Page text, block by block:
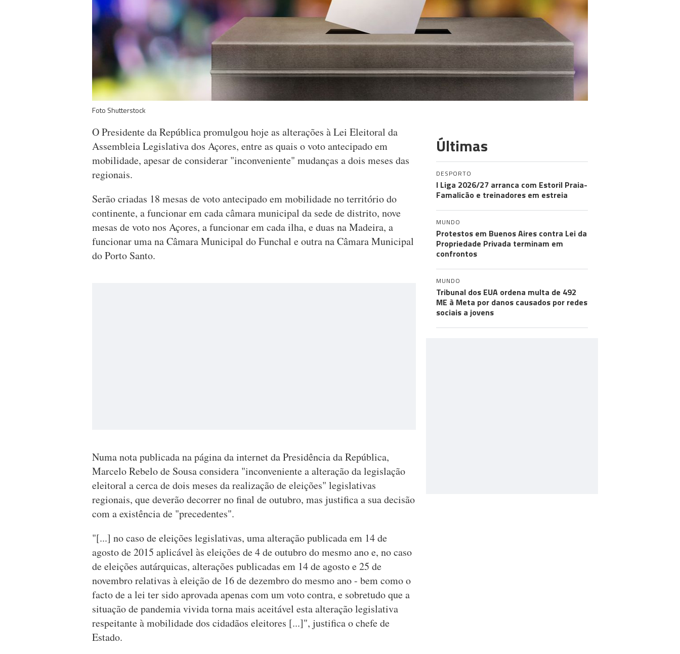
Foto Shutterstock
O Presidente da República promulgou hoje as alterações à Lei Eleitoral da
Assembleia Legislativa dos Açores, entre as quais o voto antecipado em
mobilidade, apesar de considerar "inconveniente" mudanças a dois meses das
regionais.
Serão criadas 18 mesas de voto antecipado em mobilidade no território do
continente, a funcionar em cada câmara municipal da sede de distrito, nove
mesas de voto nos Açores, a funcionar em cada ilha, e duas na Madeira, a
funcionar uma na Câmara Municipal do Funchal e outra na Câmara Municipal
do Porto Santo.
Numa nota publicada na página da internet da Presidência da República,
Marcelo Rebelo de Sousa considera "inconveniente a alteração da legislação
eleitoral a cerca de dois meses da realização de eleições" legislativas
regionais, que deverão decorrer no final de outubro, mas justifica a sua decisão
com a existência de "precedentes".
"[...] no caso de eleições legislativas, uma alteração publicada em 14 de
agosto de 2015 aplicável às eleições de 4 de outubro do mesmo ano e, no caso
de eleições autárquicas, alterações publicadas em 14 de agosto e 25 de
novembro relativas à eleição de 16 de dezembro do mesmo ano - bem como o
facto de a lei ter sido aprovada apenas com um voto contra, e sobretudo que a
situação de pandemia vivida torna mais aceitável esta alteração legislativa
respeitante à mobilidade dos cidadãos eleitores [...]", justifica o chefe de
Estado.
Últimas
DESPORTO
I Liga 2026/27 arranca com Estoril Praia-
Famalicão e treinadores em estreia
MUNDO
Protestos em Buenos Aires contra Lei da
Propriedade Privada terminam em
confrontos
MUNDO
Tribunal dos EUA ordena multa de 492
ME à Meta por danos causados por redes
sociais a jovens